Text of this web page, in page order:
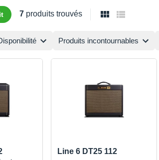
7 produits trouvés
Produits incontournables
Line 6 DT25 112